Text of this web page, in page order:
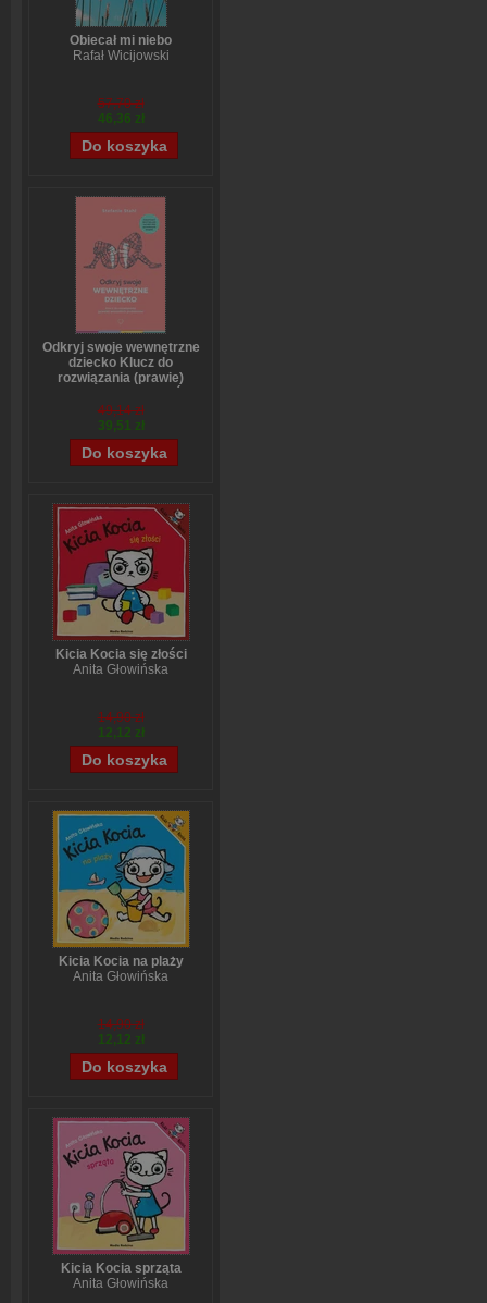
Obiecał mi niebo
Rafał Wicijowski
57,70 zł
46,36 zł
Odkryj swoje wewnętrzne
dziecko Klucz do
rozwiązania (prawie)
Stefanie Stahl
49,14 zł
39,51 zł
Kicia Kocia się złości
Anita Głowińska
14,90 zł
12,12 zł
Kicia Kocia na plaży
Anita Głowińska
14,90 zł
12,12 zł
Kicia Kocia sprząta
Anita Głowińska